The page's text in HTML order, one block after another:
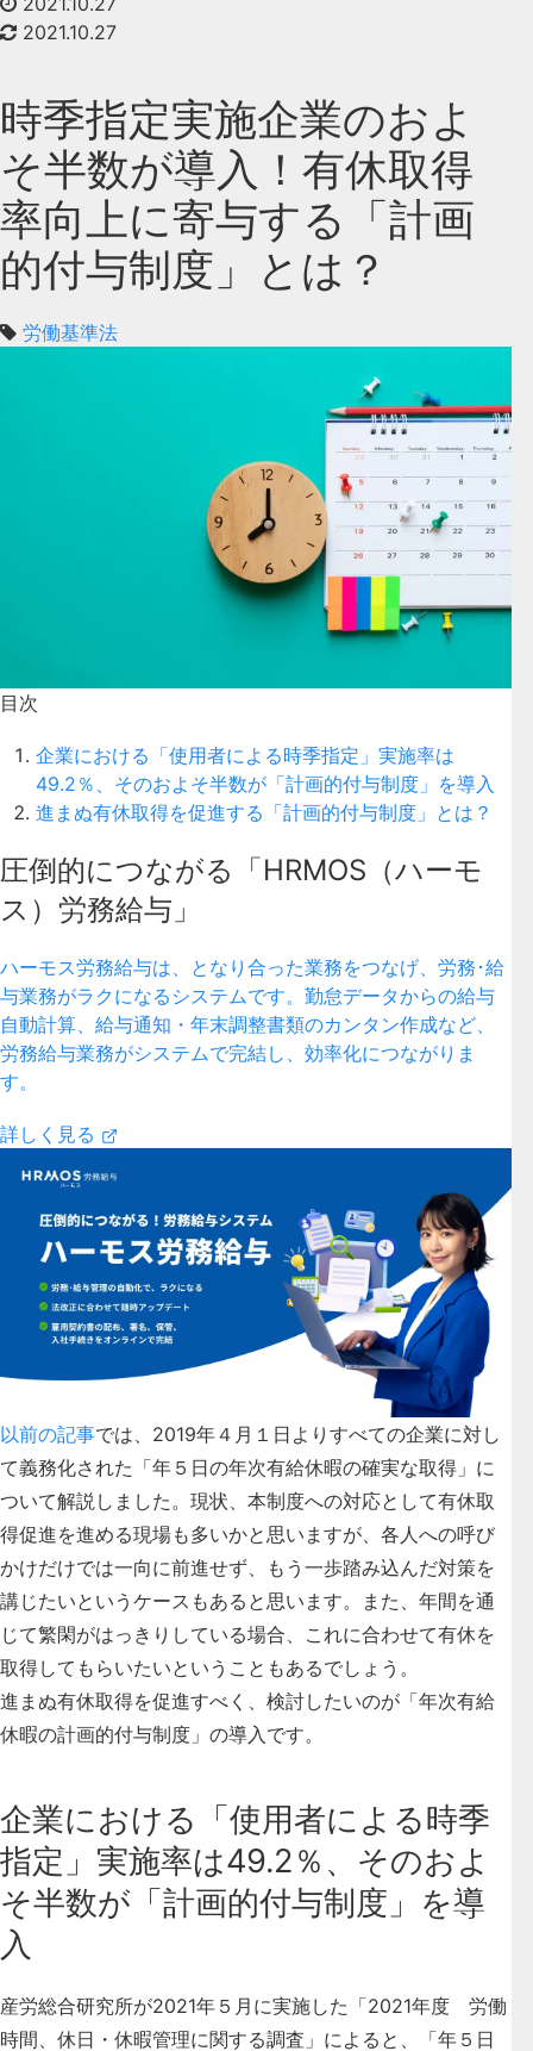
2021.10.27
時季指定実施企業のおよ
そ半数が導入！有休取得
率向上に寄与する「計画
的付与制度」とは？
労働基準法
目次
企業における「使用者による時季指定」実施率は
49.2％、そのおよそ半数が「計画的付与制度」を導入
進まぬ有休取得を促進する「計画的付与制度」とは？
圧倒的につながる「HRMOS（ハーモ
ス）労務給与」
ハーモス労務給与は、となり合った業務をつなげ、労務･給
与業務がラクになるシステムです。勤怠データからの給与
自動計算、給与通知・年末調整書類のカンタン作成など、
労務給与業務がシステムで完結し、効率化につながりま
す。
詳しく見る
以前の記事では、2019年４月１日よりすべての企業に対し
て義務化された「年５日の年次有給休暇の確実な取得」に
ついて解説しました。現状、本制度への対応として有休取
得促進を進める現場も多いかと思いますが、各人への呼び
かけだけでは一向に前進せず、もう一歩踏み込んだ対策を
講じたいというケースもあると思います。また、年間を通
じて繁閑がはっきりしている場合、これに合わせて有休を
取得してもらいたいということもあるでしょう。
進まぬ有休取得を促進すべく、検討したいのが「年次有給
休暇の計画的付与制度」の導入です。
企業における「使用者による時季
指定」実施率は49.2％、そのおよ
そ半数が「計画的付与制度」を導
入
産労総合研究所が2021年５月に実施した「2021年度 労働
時間、休日・休暇管理に関する調査」によると、「年５日